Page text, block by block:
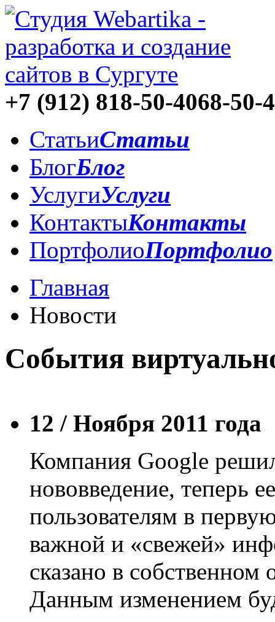
+7 (912) 818-50-4068-50-
СтатьиСтатьи
БлогБлог
УслугиУслуги
КонтактыКонтакты
ПортфолиоПортфолио
Главная
Новости
События
12 / Ноября 2011 года
Компания Google
нововведение, теперь
пользователям в
важной и «свежей»
сказано в
Данным изменением